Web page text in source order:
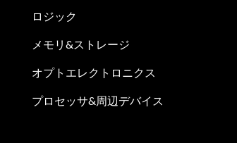
ロジック
メモリ&ストレージ
オプトエレクトロニクス
プロセッサ&周辺デバイス